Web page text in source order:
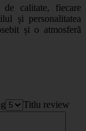
de calitate, fiecare
și personalitatea
și o atmosferă
Titlu review